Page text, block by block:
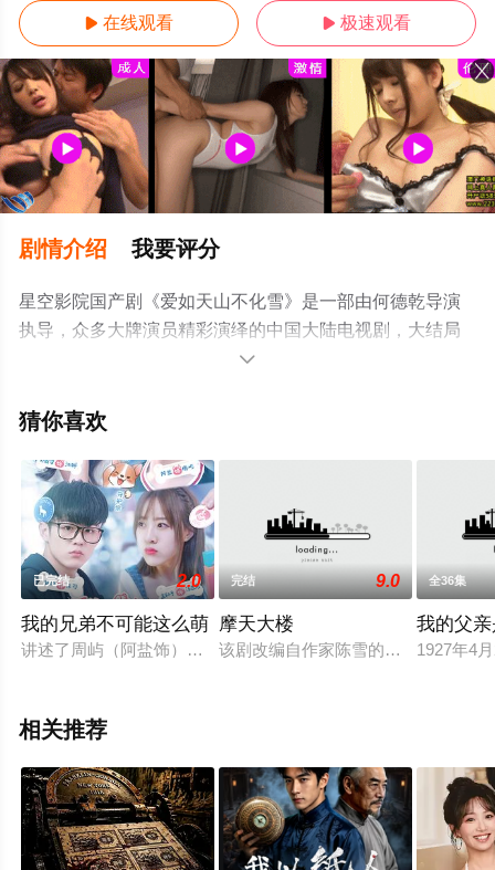
 在线观看  极速观看
剧情介绍 我要评分
星空影院国产剧《爱如天山不化雪》是一部由何德乾导演
执导，众多大牌演员精彩演绎的中国大陆电视剧，大结局
剧情已揭晓（1-12全集），超前点播免费观看高清无删减
至豆瓣电视剧、电视猫或剧情网等平台了解。

猜你喜欢
已完结 2.0
我的兄弟不可能这么萌
讲述了周屿（阿盐饰）意外去世，灵魂附身金毛狗陪伴兄弟朱
完结 9.0
摩天大楼
该剧改编自作家陈雪的同名小说，讲
全36集
我的父
1927年4
相关推荐